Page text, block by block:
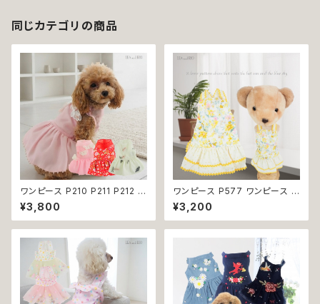
可
同じカテゴリの商品
ワンピース P210 P211 P212 犬
イエロー ピンク ホワイト レッド
レモン 蝶 フラワー 猫 ペット 服
犬服 犬の服 犬洋服 犬の洋服
洋服 dog ドッグウェア ドッグウ
エア 女の子 小型犬 おしゃれ か
わいい 可愛い 透け感 コットン
返品交換不可
¥3,800
ワンピース P577 ワンピース ド
レス ハンドメイド 花 スカート ト
ップス ティアードスカート 春 夏
パピー 小型犬 犬 猫 ペット 服
ウェア おしゃれ かわいい お出
かけ 返品交換不可
¥3,200